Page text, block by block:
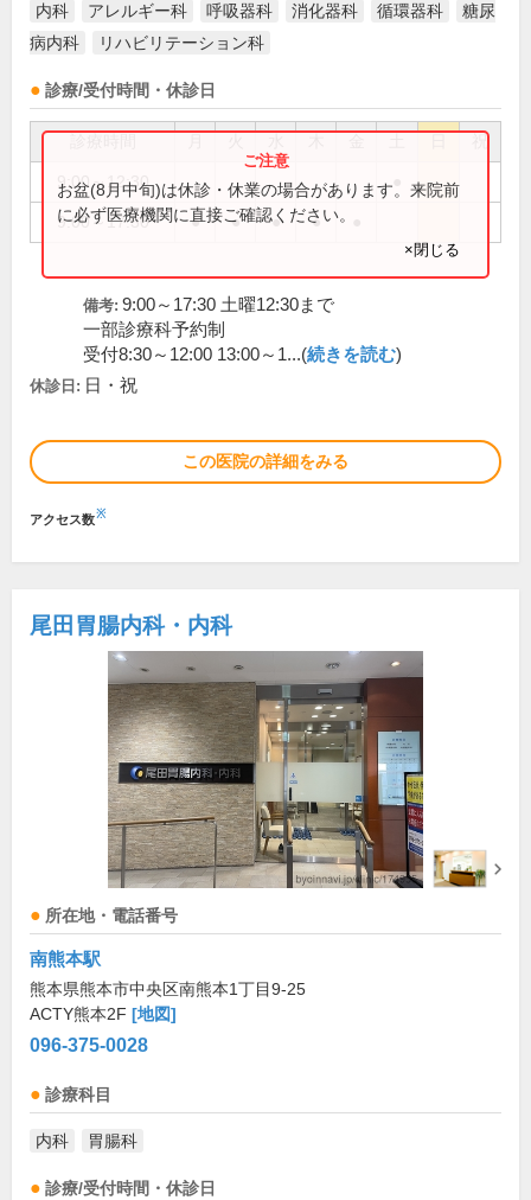
内科 アレルギー科 呼吸器科 消化器科 循環器科
糖尿
病内科
リハビリテーション科
診療/受付時間・休診日
祝
9:00～12:30
9:00～17:30 ● ● ● ●
お盆(8月中旬)は休診・休業の場合があります。来院前
に必ず医療機関に直接ご確認ください。
×閉じる
備考: 9:00～17:30 土曜12:30まで
一部診療科予約制
受付8:30～12:00 13:00～1...(続きを読む)
休診日: 日・祝
この医院の詳細をみる
アクセス数※
尾田胃腸内科・内科
所在地・電話番号
南熊本駅
熊本県熊本市中央区南熊本1丁目9-25
ACTY熊本2F [地図]
096-375-0028
診療科目
内科 胃腸科
診療/受付時間・休診日